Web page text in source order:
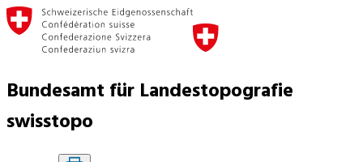
Bundesamt für Landestopografie
swisstopo